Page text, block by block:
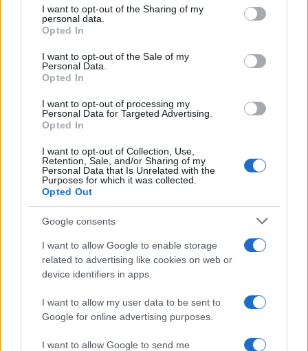
not limited to your visit or usage behaviour. You may click to
grant or deny consent to Google and its third-party tags to
use your data for below specified purposes in below Google
consent section.
I want to opt-out of the Sharing of my
personal data.
Opted In
I want to opt-out of the Sale of my
Personal Data.
Opted In
I want to opt-out of processing my
Personal Data for Targeted Advertising.
Opted In
I want to opt-out of Collection, Use,
Retention, Sale, and/or Sharing of my
Personal Data that Is Unrelated with the
Purposes for which it was collected.
Opted Out
Google consents
I want to allow Google to enable storage
related to advertising like cookies on web or
device identifiers in apps.
I want to allow my user data to be sent to
Google for online advertising purposes.
I want to allow Google to send me
Aggius conquista la classifica delle mete più
NECROLOGIE
Mario Malu
Paolo Pinna